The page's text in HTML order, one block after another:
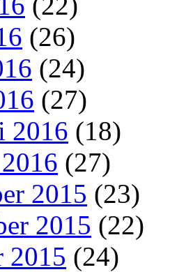
(26)
(24)
(27)
2016 (18)
(27)
2015 (23)
2015 (22)
2015 (24)